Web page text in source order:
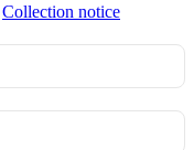
Collection notice